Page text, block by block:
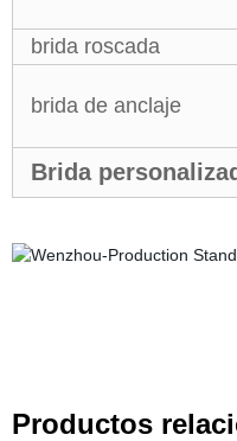
brida roscada
brida de anclaje
Brida
Productos